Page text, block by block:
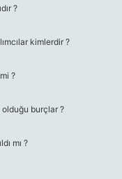
?
kimlerdir ?
?
burçlar ?
mı ?